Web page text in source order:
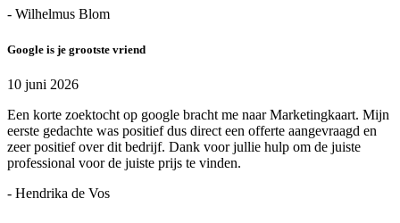
- Wilhelmus Blom
Google is je grootste vriend
10 juni 2026
Een korte zoektocht op google bracht me naar Marketingkaart. Mijn
eerste gedachte was positief dus direct een offerte aangevraagd en
zeer positief over dit bedrijf. Dank voor jullie hulp om de juiste
professional voor de juiste prijs te vinden.
- Hendrika de Vos